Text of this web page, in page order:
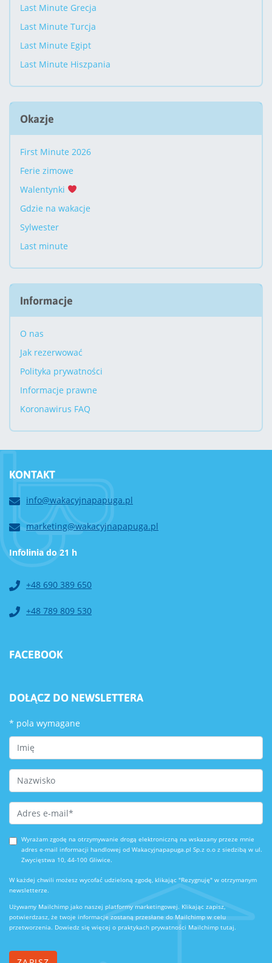
Last Minute Grecja
Last Minute Turcja
Last Minute Egipt
Last Minute Hiszpania
Okazje
First Minute 2026
Ferie zimowe
Walentynki
Gdzie na wakacje
Sylwester
Last minute
Informacje
O nas
Jak rezerwować
Polityka prywatności
Informacje prawne
Koronawirus FAQ
KONTAKT
info@wakacyjnapapuga.pl
marketing@wakacyjnapapuga.pl
Infolinia do 21 h
+48 690 389 650
+48 789 809 530
FACEBOOK
DOŁĄCZ DO NEWSLETTERA
* pola wymagane
First Name
Last Name
Email Address *
Wyrażam zgodę na otrzymywanie drogą elektroniczną na wskazany przeze mnie
adres e-mail informacji handlowej od Wakacyjnapapuga.pl Sp.z o.o z siedzibą w ul.
Zwycięstwa 10, 44-100 Gliwice.
W każdej chwili możesz wycofać udzieloną zgodę, klikając "Rezygnuję" w otrzymanym
newsletterze.
Używamy Mailchimp jako naszej platformy marketingowej. Klikając zapisz,
potwierdzasz, że twoje informacje zostaną przesłane do Mailchimp w celu
przetworzenia. Dowiedz się więcej o praktykach prywatności Mailchimp tutaj.